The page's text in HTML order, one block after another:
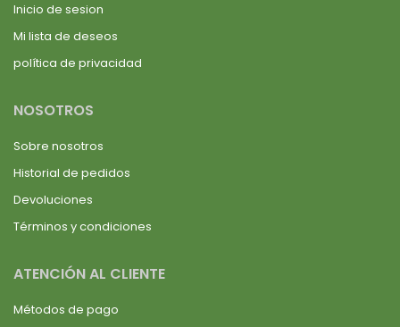
Inicio de sesion
Mi lista de deseos
política de privacidad
NOSOTROS
Sobre nosotros
Historial de pedidos
Devoluciones
Términos y condiciones
ATENCIÓN AL CLIENTE
Métodos de pago